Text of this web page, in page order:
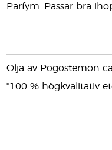
Parfym: Passar bra
Olja av Pogostemon
*100 % högkvalitativ